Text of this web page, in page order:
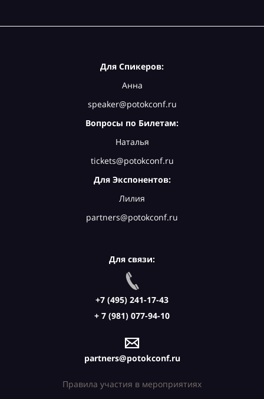
Для Спикеров:
Анна
speaker@potokconf.ru
Вопросы по Билетам:
Наталья
tickets@potokconf.ru
Для Экспонентов:
Лилия
partners@potokconf.ru
Для связи:
+7 (495) 241-17-43
+ 7 (981) 077-94-10
partners@potokconf.ru
Правила участия в мероприятиях